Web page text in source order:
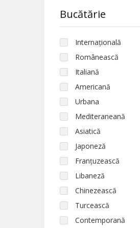
Bucătărie
Internațională
Românească
Italiană
Americană
Urbana
Mediteraneană
Asiatică
Japoneză
Franțuzească
Libaneză
Chinezească
Turcească
Contemporană